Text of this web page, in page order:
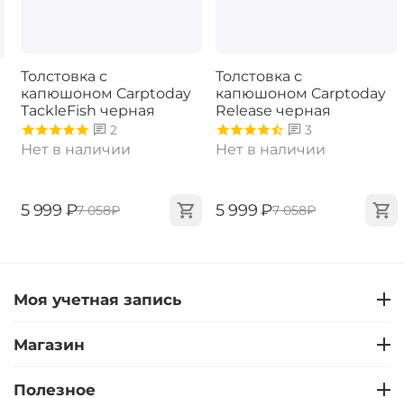
Толстовка с
капюшоном Carptoday
TackleFish черная
2
Нет в наличии
‍5 999‍ ₽‍7 058‍₽
Толстовка с
капюшоном Carptoday
Release черная
3
Нет в наличии
‍5 999‍₽‍7 058‍₽
Моя учетная запись
Магазин
Полезное